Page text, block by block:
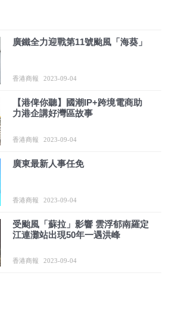
廣鐵全力迎戰第11號颱風「海葵」
香港商報 2023-09-04
【港俾你聽】國潮IP+跨境電商助
力港企講好灣區故事
香港商報 2023-09-04
廣東最新人事任免
香港商報 2023-09-04
受颱風「蘇拉」影響 雲浮郁南羅定
江連灘站出現50年一遇洪峰
香港商報 2023-09-04